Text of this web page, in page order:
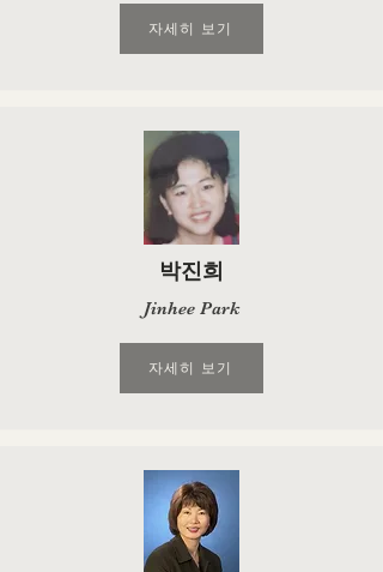
자세히 보기
박진희
Jinhee Park
자세히 보기